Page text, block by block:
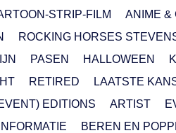
STRIP-FILM
ANIME &
ROCKING HORSES
PASEN HALLOWEEN
RETIRED
LAATSTE
EDITIONS ARTIST
INFORMATIE BEREN EN